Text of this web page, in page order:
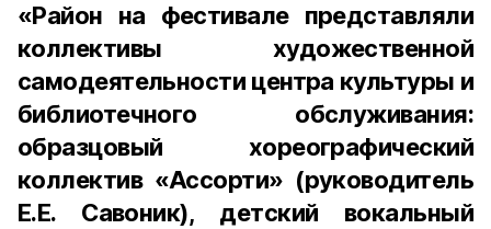
«Район на фестивале представляли
коллективы художественной
самодеятельности центра культуры и
библиотечного обслуживания:
образцовый хореографический
коллектив «Ассорти» (руководитель
Е.Е. Савоник), детский вокальный